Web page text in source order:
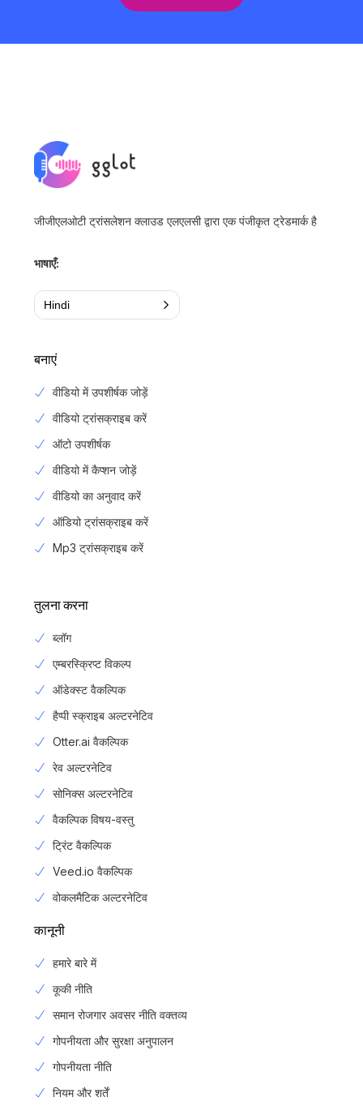
जीजीएलओटी ट्रांसलेशन क्लाउड एलएलसी द्वारा एक पंजीकृत ट्रेडमार्क है
भाषाएँ:
Hindi
बनाएं
वीडियो में उपशीर्षक जोड़ें
वीडियो ट्रांसक्राइब करें
ऑटो उपशीर्षक
वीडियो में कैप्शन जोड़ें
वीडियो का अनुवाद करें
ऑडियो ट्रांसक्राइब करें
Mp3 ट्रांसक्राइब करें
तुलना करना
ब्लॉग
एम्बरस्क्रिप्ट विकल्प
ऑडेक्स्ट वैकल्पिक
हैप्पी स्क्राइब अल्टरनेटिव
Otter.ai वैकल्पिक
रेव अल्टरनेटिव
सोनिक्स अल्टरनेटिव
वैकल्पिक विषय-वस्तु
ट्रिंट वैकल्पिक
Veed.io वैकल्पिक
वोकलमैटिक अल्टरनेटिव
कानूनी
हमारे बारे में
कूकी नीति
समान रोजगार अवसर नीति वक्तव्य
गोपनीयता और सुरक्षा अनुपालन
गोपनीयता नीति
नियम और शर्तें